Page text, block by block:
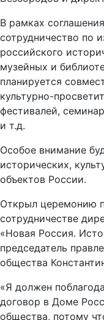
В рамках
сотрудничество по
российского
музейных и
планируется
культурно-
фестивалей,
и т.д.
Особое внимание
исторических,
объектов России.
Открыл церемонию
сотрудничестве
«Новая Россия.
председатель
общества
«Я должен
договор в Доме
общества, потому